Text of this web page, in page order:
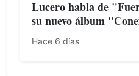
Lucero habla de
su nuevo álbum
Hace 6 días